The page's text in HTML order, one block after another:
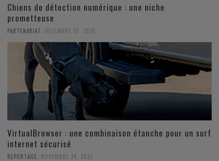
Chiens de détection numérique : une niche
prometteuse
PARTENARIAT DÉCEMBRE 10, 2025
VirtualBrowser : une combinaison étanche pour un surf
internet sécurisé
REPORTAGE NOVEMBRE 24, 2025